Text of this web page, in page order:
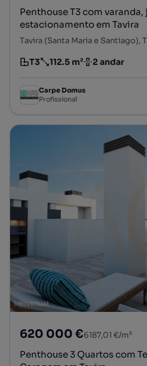
Penthouse T3 com varanda,
estacionamento em Tavira
Tavira (Santa Maria e Santiago),
Tipologia
T3
Preço por metro quadrado
112.5 m²
Andar 2 andar
Carpe Domus
Profissional
620 000 €6187,01 €/m²
Penthouse 3 Quartos com